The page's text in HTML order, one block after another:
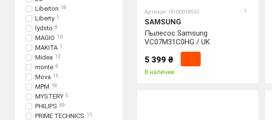
Артикул: 00-00018555 1
SAMSUNG
Пылесос Samsung
VC07M31C0HG / UK
5 399 ₴
В наличии
Liberton 18
Liberty 1
lydsto 8
MAGIO 10
MAKITA 1
Midea 12
monte 6
Mova 15
MPM 18
MYSTERY 5
PHILIPS 69
PRIME TECHNICS 11